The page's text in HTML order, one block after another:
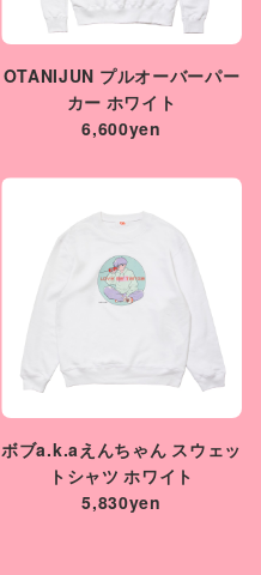
OTANIJUN プルオーバーパー
カー ホワイト
6,600yen
ボブa.k.aえんちゃん スウェッ
トシャツ ホワイト
5,830yen